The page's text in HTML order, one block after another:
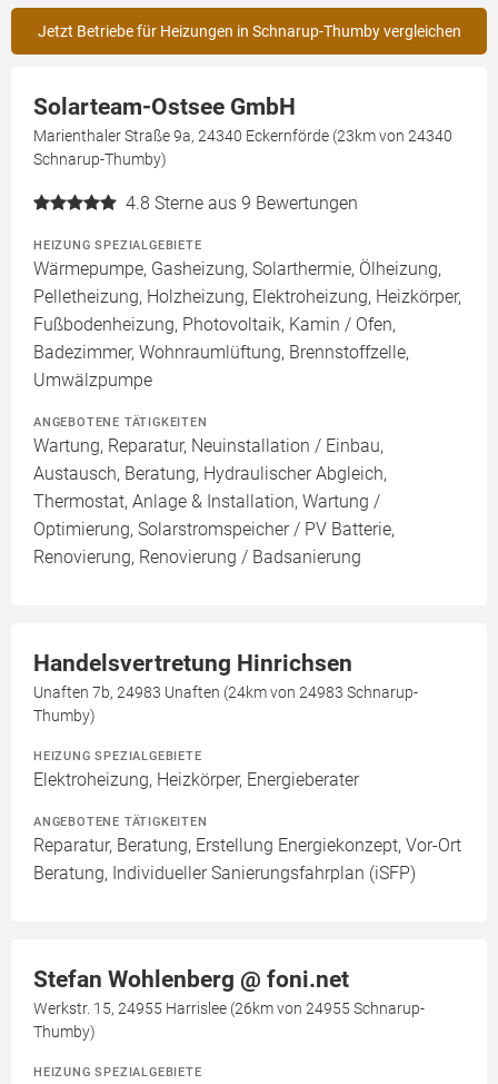
Jetzt Betriebe für Heizungen in Schnarup-Thumby vergleichen
Solarteam-Ostsee GmbH
Marienthaler Straße 9a, 24340 Eckernförde (23km von 24340
Schnarup-Thumby)
4.8 Sterne aus 9 Bewertungen
HEIZUNG SPEZIALGEBIETE
Wärmepumpe, Gasheizung, Solarthermie, Ölheizung,
Pelletheizung, Holzheizung, Elektroheizung, Heizkörper,
Fußbodenheizung, Photovoltaik, Kamin / Ofen,
Badezimmer, Wohnraumlüftung, Brennstoffzelle,
Umwälzpumpe
ANGEBOTENE TÄTIGKEITEN
Wartung, Reparatur, Neuinstallation / Einbau,
Austausch, Beratung, Hydraulischer Abgleich,
Thermostat, Anlage & Installation, Wartung /
Optimierung, Solarstromspeicher / PV Batterie,
Renovierung, Renovierung / Badsanierung
Handelsvertretung Hinrichsen
Unaften 7b, 24983 Unaften (24km von 24983 Schnarup-
Thumby)
HEIZUNG SPEZIALGEBIETE
Elektroheizung, Heizkörper, Energieberater
ANGEBOTENE TÄTIGKEITEN
Reparatur, Beratung, Erstellung Energiekonzept, Vor-Ort
Beratung, Individueller Sanierungsfahrplan (iSFP)
Stefan Wohlenberg @ foni.net
Werkstr. 15, 24955 Harrislee (26km von 24955 Schnarup-
Thumby)
HEIZUNG SPEZIALGEBIETE